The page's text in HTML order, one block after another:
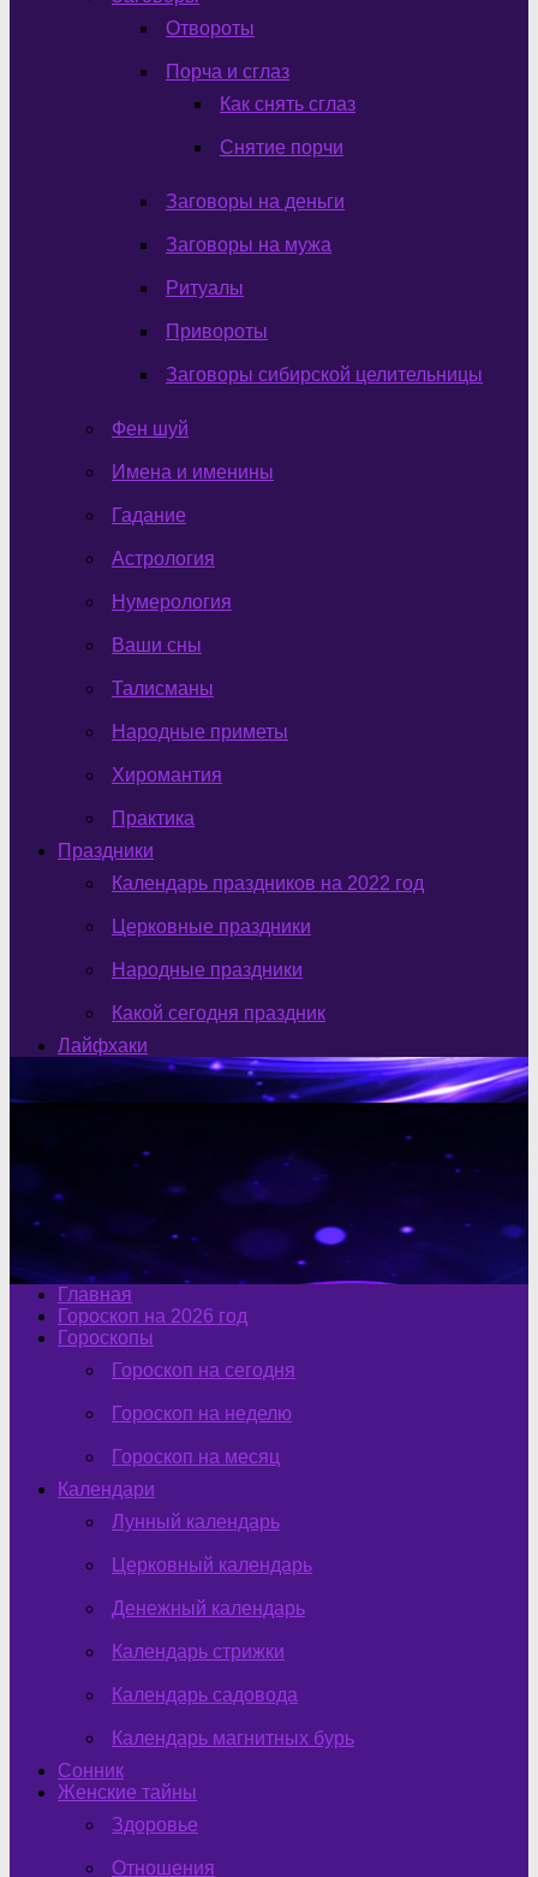
Отвороты
Порча и сглаз
Как снять сглаз
Снятие порчи
Заговоры на деньги
Заговоры на мужа
Ритуалы
Привороты
Заговоры сибирской целительницы
Фен шуй
Имена и именины
Гадание
Астрология
Нумерология
Ваши сны
Талисманы
Народные приметы
Хиромантия
Практика
Праздники
Календарь праздников на 2022 год
Церковные праздники
Народные праздники
Какой сегодня праздник
Лайфхаки
Главная
Гороскоп на 2026 год
Гороскопы
Гороскоп на сегодня
Гороскоп на неделю
Гороскоп на месяц
Календари
Лунный календарь
Церковный календарь
Денежный календарь
Календарь стрижки
Календарь садовода
Календарь магнитных бурь
Сонник
Женские тайны
Здоровье
Отношения